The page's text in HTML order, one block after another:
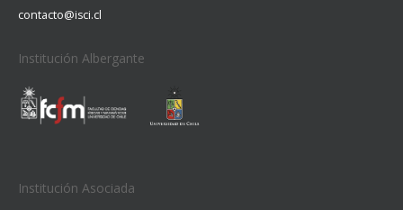
contacto@isci.cl
Institución Albergante
Institución Asociada